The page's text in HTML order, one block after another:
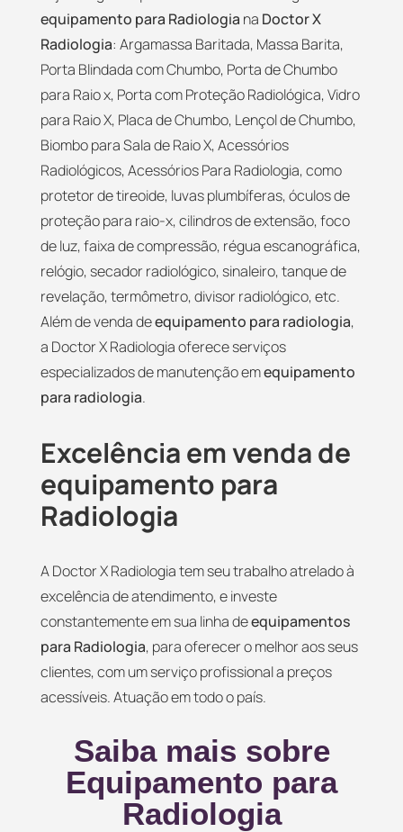
equipamento para Radiologia na Doctor X
Radiologia: Argamassa Baritada, Massa Barita,
Porta Blindada com Chumbo, Porta de Chumbo
para Raio x, Porta com Proteção Radiológica, Vidro
para Raio X, Placa de Chumbo, Lençol de Chumbo,
Biombo para Sala de Raio X, Acessórios
Radiológicos, Acessórios Para Radiologia, como
protetor de tireoide, luvas plumbíferas, óculos de
proteção para raio-x, cilindros de extensão, foco
de luz, faixa de compressão, régua escanográfica,
relógio, secador radiológico, sinaleiro, tanque de
revelação, termômetro, divisor radiológico, etc.
Além de venda deequipamento para radiologia,
a Doctor X Radiologia oferece serviços
especializados de manutenção emequipamento
para radiologia.
Excelência em venda de
equipamento para
Radiologia
A Doctor X Radiologia tem seu trabalho atrelado à
excelência de atendimento, e investe
constantemente em sua linha deequipamentos
para Radiologia, para oferecer o melhor aos seus
clientes, com um serviço profissional a preços
acessíveis. Atuação em todo o país.
Saiba mais sobre
Equipamento para
Radiologia